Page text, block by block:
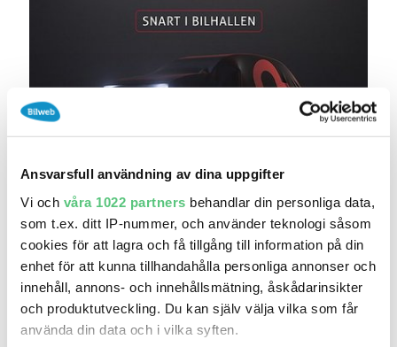
Ansvarsfull användning av dina uppgifter
Vi och våra 1022 partners behandlar din personliga data,
som t.ex. ditt IP-nummer, och använder teknologi såsom
cookies för att lagra och få tillgång till information på din
enhet för att kunna tillhandahålla personliga annonser och
innehåll, annons- och innehållsmätning, åskådarinsikter
och produktutveckling. Du kan själv välja vilka som får
använda din data och i vilka syften.
Peugeot 5008 1.2 PureTech 130 EAT 7sits
Kamer..
Pris224 900 kr
Beräkna månadskostnad
179 920 kr exkl.moms
Niemi Bil Gävle - Begagnat
Mil: 12 020 År: 2022